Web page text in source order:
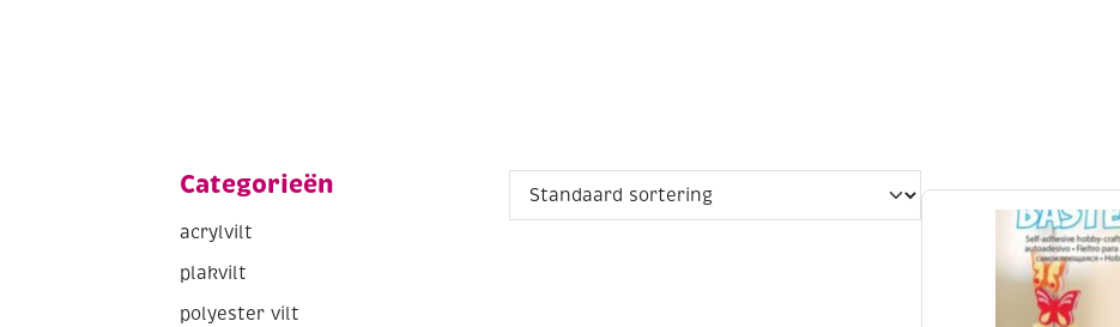
Categorieën
acrylvilt
plakvilt
polyester vilt